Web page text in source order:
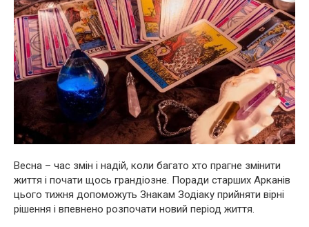
Весна – час змін і надій, коли багато хто прагне змінити
життя і почати щось грандіозне. Поради старших Арканів
цього тижня допоможуть Знакам Зодіаку прийняти вірні
рішення і впевнено розпочати новий період життя.